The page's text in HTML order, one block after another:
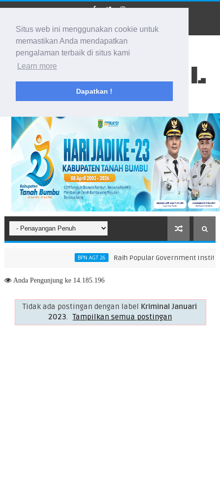
Situs web ini menggunakan cookie untuk
memastikan Anda mendapatkan
pengalaman terbaik di situs kami
Learn more
Dapatkan !
BIDIK KALSEL
Membidik Ke Segala Arah
BPN AGT 26 Raih Popular Government
Perubahan KUA-PPAS 2026, Perkuat Arah Pembangunan Tanah
AndaPengunjung ke 14.185.196
Tidak ada postingan dengan label Kriminal Januari
2023. Tampilkan semua postingan